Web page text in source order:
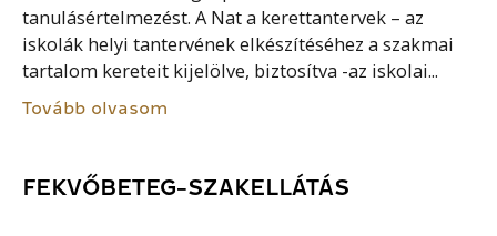
tanulásértelmezést. A Nat a kerettantervek – az
iskolák helyi tantervének elkészítéséhez a szakmai
tartalom kereteit kijelölve, biztosítva -az iskolai...
Tovább olvasom
FEKVŐBETEG-SZAKELLÁTÁS